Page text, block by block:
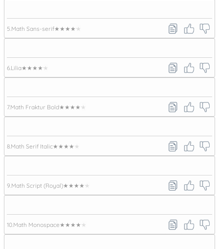
5. Math Sans-serif★★★★★
6. Lilia★★★★★
7.Math Fraktur Bold★★★★★
8. Math Serif Italic★★★★★
9. Math Script (Royal)★★★★★
10. Math Monospace★★★★★